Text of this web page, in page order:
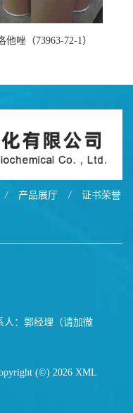
他唑（73963-72-1）
/ 产品展厅 / 证书荣誉
人：郭经理（请加微
(©) 2026 XML